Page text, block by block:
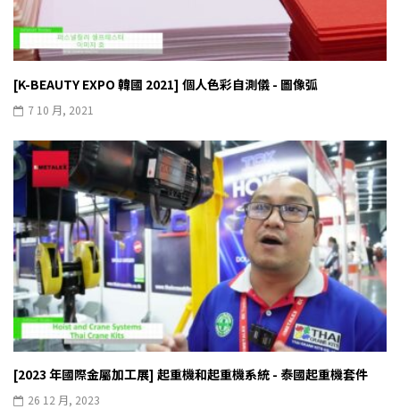
[K-BEAUTY EXPO 韓國 2021] 個人色彩自測儀 - 圖像弧
7 10 月, 2021
[2023 年國際金屬加工展] 起重機和起重機系統 - 泰國起重機套件
26 12 月, 2023